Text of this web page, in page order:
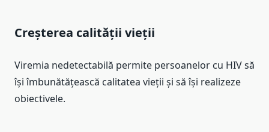
Creșterea calității vieții
Viremia nedetectabilă permite persoanelor cu HIV să
își îmbunătățească calitatea vieții și să își realizeze
obiectivele.